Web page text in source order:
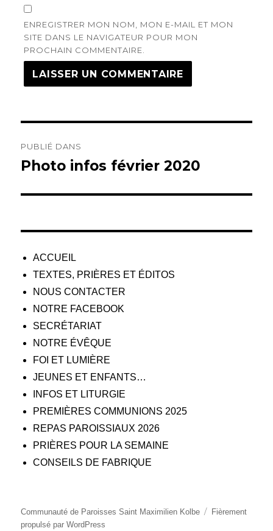
ENREGISTRER MON NOM, MON E-MAIL ET MON
SITE DANS LE NAVIGATEUR POUR MON
PROCHAIN COMMENTAIRE.
de
PUBLIÉ DANS
Photo infos février 2020
ACCUEIL
TEXTES, PRIÈRES ET ÉDITOS
NOUS CONTACTER
NOTRE FACEBOOK
SECRÉTARIAT
NOTRE ÉVÊQUE
FOI ET LUMIÈRE
JEUNES ET ENFANTS…
INFOS ET LITURGIE
PREMIÈRES COMMUNIONS 2025
REPAS PAROISSIAUX 2026
PRIÈRES POUR LA SEMAINE
CONSEILS DE FABRIQUE
Communauté de Paroisses Saint Maximilien Kolbe
Fièrement
propulsé par WordPress